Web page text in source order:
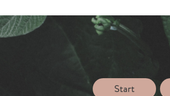
Start